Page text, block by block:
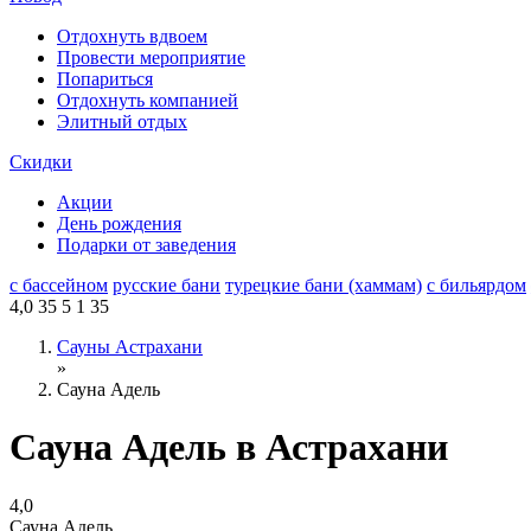
Отдохнуть вдвоем
Провести мероприятие
Попариться
Отдохнуть компанией
Элитный отдых
Скидки
Акции
День рождения
Подарки от заведения
с бассейном русские бани турецкие бани (хаммам) с бильярдом
4,0 35 5 1 35
Сауны Астрахани
»
Сауна Адель
Сауна Адель в Астрахани
4,0
Сауна Адель